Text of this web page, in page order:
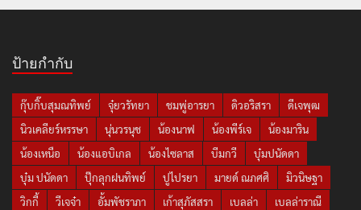
ป้ายกำกับ
กุ๊บกิ๊บสุมณทิพย์ จุ๋ยวรัทยา ชมพู่อารยา ดิวอริสรา
ดีเจพุฒ
นิวเคลียร์หรรษา
นุ่นวรนุช น้องนาฟ น้องพีร์เจ
น้องมาริน
น้องเหนือ
น้องแอบิเกล น้องไซลาส บีมกวี
บุ๋มปนัดดา
บุ๋ม ปนัดดา
ปุ๊กลุกฝนทิพย์ ปูไปรยา มายด์ ณภศศิ
มิวนิษฐา
วิกกี้
วีเจจ๋า อั้มพัชราภา เก้าสุภัสสรา เบลล่า
เบลล่าราณี